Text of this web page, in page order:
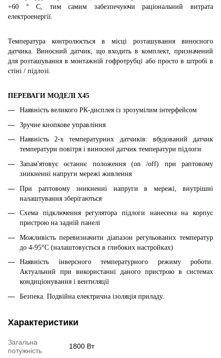
+60 ° С, тим самим забезпечуючи раціональний витрата
електроенергії.
Температура контролюється в місці розташування виносного
датчика. Виносний датчик, що входить в комплект, призначений
для розташування в монтажній гофротрубці або просто в штробі в
стіні / підлозі.
ПЕРЕВАГИ МОДЕЛІ X45
Наявність великого РК-дисплея із зрозумілим інтерфейсом
Зручне кнопкове управління
Наявність 2-х температурних датчиків: вбудований датчик
температури повітря і виносної датчик температури підлоги
Запам'ятовує останнє положення (on /off) при раптовому
зникненні напруги мережі живлення
При раптовому зникненні напруги в мережі, внутрішні
налаштування зберігаються
Схема підключення регулятора підлоги нанесена на корпус
пристрою на задній панелі
Можливість перевизначити діапазон регульованих температур
до 4-95°С (налаштовується в глибоких настройках)
Наявність інверсного температурного режиму роботи.
Актуальний при використанні даного пристрою в системах
кондиціонування і вентиляції
Безпека. Подвійна електрична ізоляція приладу.
Характеристики
Загальна
потужність
1800 Вт